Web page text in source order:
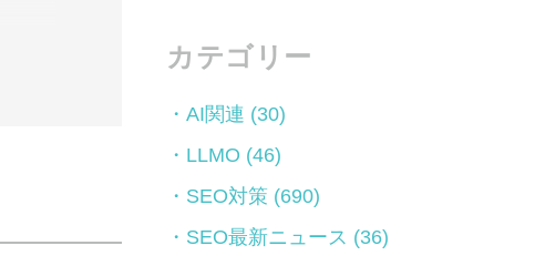
カテゴリー
AI関連 (30)
LLMO (46)
SEO対策 (690)
SEO最新ニュース (36)